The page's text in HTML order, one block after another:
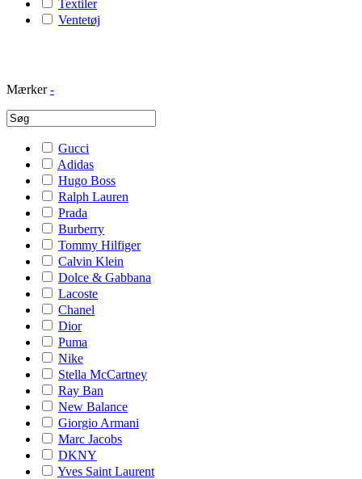
Textiler
Ventetøj
Mærker -
Gucci
Adidas
Hugo Boss
Ralph Lauren
Prada
Burberry
Tommy Hilfiger
Calvin Klein
Dolce & Gabbana
Lacoste
Chanel
Dior
Puma
Nike
Stella McCartney
Ray Ban
New Balance
Giorgio Armani
Marc Jacobs
DKNY
Yves Saint Laurent